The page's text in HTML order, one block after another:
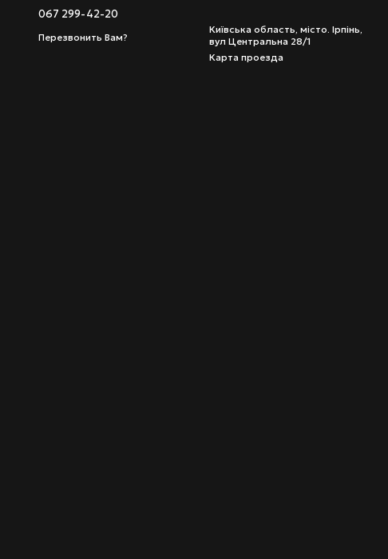
067 299-42-20
Перезвонить Вам?
Київська область, місто. Ірпінь,
вул Центральна 28/1
Карта проезда